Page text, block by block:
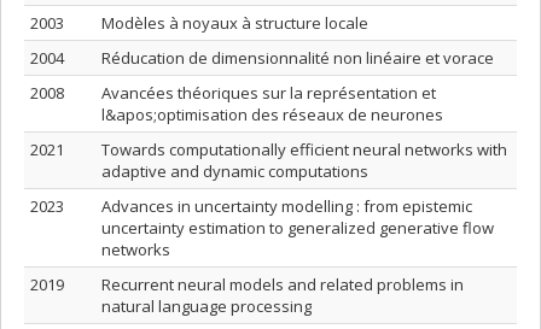
2003
Modèles à noyaux à structure locale
2004
Réducation de dimensionnalité non linéaire et vorace
2008
Avancées théoriques sur la représentation et
l&apos;optimisation des réseaux de neurones
2021
Towards computationally efficient neural networks with
adaptive and dynamic computations
2023
Advances in uncertainty modelling : from epistemic
uncertainty estimation to generalized generative flow
networks
2019
Recurrent neural models and related problems in
natural language processing